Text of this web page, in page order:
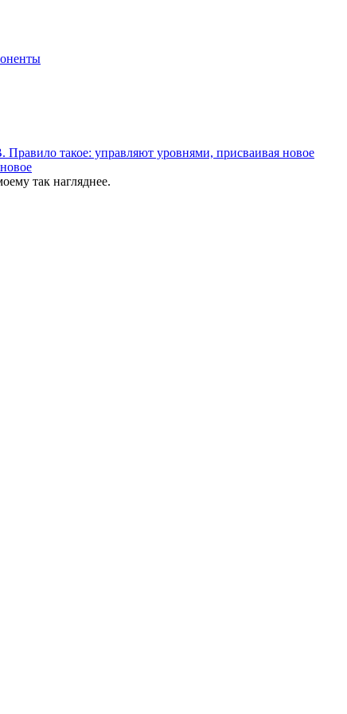
такое: управляют уровнями, присваивая новое
так нагляднее.